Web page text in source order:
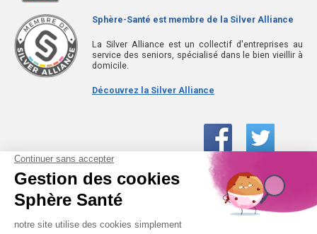
Sphère-Santé est membre de la Silver Alliance
La Silver Alliance est un collectif d'entreprises au
service des seniors, spécialisé dans le bien vieillir à
domicile.
Découvrez la Silver Alliance
01 61 30 15 94
(prix d’un appel local)